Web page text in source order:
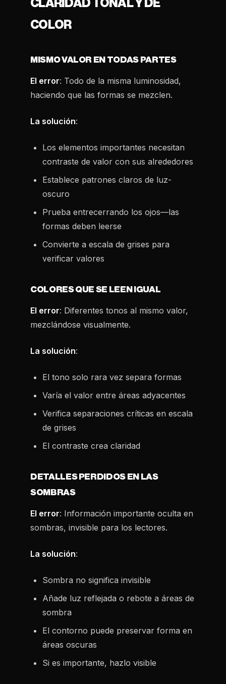
CLARIDAD TONAL Y DE
COLOR
MISMO VALOR EN TODAS PARTES
El error: Todo de la misma luminosidad,
haciendo que las formas se mezclen.
La solución:
Los elementos importantes necesitan
contraste de valor con sus alrededores
Establece patrones claros de luz-
oscuro
Prueba entrecerrando los ojos—las
formas deben leerse
Convierte a escala de grises para
verificar valores
COLORES QUE SE LEEN IGUAL
El error: Diferentes tonos al mismo valor,
mezclándose visualmente.
La solución:
El tono solo rara vez separa formas
Varía el valor entre áreas adyacentes
Verifica separaciones críticas en escala
de grises
El contraste crea claridad
DETALLES PERDIDOS EN LAS
SOMBRAS
El error: Información importante oculta en
sombras, invisible para los lectores.
La solución:
Sombra no significa invisible
Añade luz reflejada o rebote a áreas de
sombra
El contorno puede preservar forma en
áreas oscuras
Si es importante, hazlo visible